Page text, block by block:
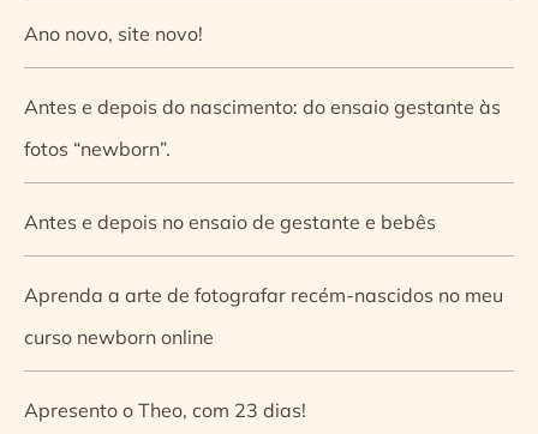
Ano novo, site novo!
Antes e depois do nascimento: do ensaio gestante às
fotos “newborn”.
Antes e depois no ensaio de gestante e bebês
Aprenda a arte de fotografar recém-nascidos no meu
curso newborn online
Apresento o Theo, com 23 dias!